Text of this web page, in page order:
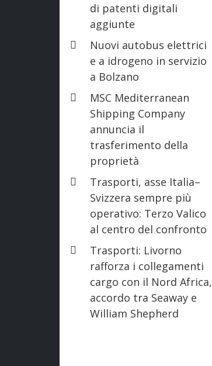
di patenti digitali
aggiunte
Nuovi autobus elettrici
e a idrogeno in servizio
a Bolzano
MSC Mediterranean
Shipping Company
annuncia il
trasferimento della
proprietà
Trasporti, asse Italia–
Svizzera sempre più
operativo: Terzo Valico
al centro del confronto
Trasporti: Livorno
rafforza i collegamenti
cargo con il Nord Africa,
accordo tra Seaway e
William Shepherd